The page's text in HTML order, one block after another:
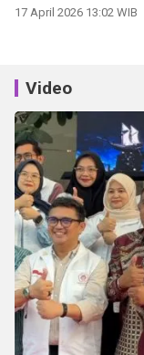
17 April 2026 13:02 WIB
Video